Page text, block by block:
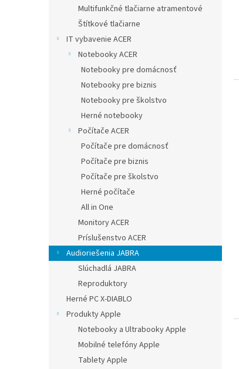
Multifunkčné tlačiarne atramentové
Štítkové tlačiarne
IT vybavenie ACER
Notebooky ACER
Notebooky pre domácnosť
Notebooky pre biznis
Notebooky pre školstvo
Herné notebooky
Počítače ACER
Počítače pre domácnosť
Počítače pre biznis
Počítače pre školstvo
Herné počítače
All in One
Monitory ACER
Príslušenstvo ACER
Audioriešenia JABRA
Slúchadlá JABRA
Reproduktory
Herné PC X-DIABLO
Produkty Apple
Notebooky a Ultrabooky Apple
Mobilné telefóny Apple
Tablety Apple